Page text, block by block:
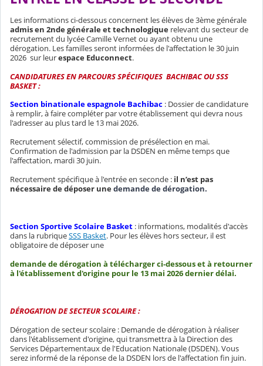
Les informations ci-dessous concernent les élèves de 3ème générale
admis en 2nde générale et technologique relevant du secteur de
recrutement du lycée Camille Vernet ou ayant obtenu une
dérogation. Les familles seront informées de l'affectation le 30 juin
2026 sur leurespace Educonnect.
CANDIDATURES EN PARCOURS SPÉCIFIQUES BACHIBAC OU SSS
BASKET :
Section binationale espagnole Bachibac : Dossier de candidature
à remplir, à faire compléter par votre établissement qui devra nous
l'adresser au plus tard le 13 mai 2026.
Recrutement sélectif, commission de présélection en mai.
Confirmation de l'admission par la DSDEN en même temps que
l'affectation, mardi 30 juin.
Recrutement spécifique à l'entrée en seconde : il n’est pas
nécessaire de déposer unedemande de dérogation.
Section Sportive Scolaire Basket : informations, modalités d'accès
dans la rubriqueSSS Basket. Pour les élèves hors secteur, il est
obligatoire de déposer une
demande de dérogation à télécharger ci-dessous et à retourner
à l'établissement d'origine pour le 13 mai 2026 dernier délai.
DÉROGATION DE SECTEUR SCOLAIRE :
Dérogation de secteur scolaire : Demande de dérogation à réaliser
dans l'établissement d'origine, qui transmettra à la Direction des
Services Départementaux de l'Education Nationale (DSDEN). Vous
serez informé de la réponse de la DSDEN lors de l'affectation fin juin.